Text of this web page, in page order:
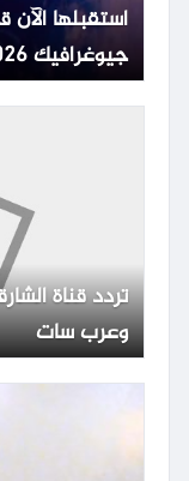
استقبلها الآن
جيوغرافيك 2026 بعد التحديث الأخير
تردد قناة
وعرب سات